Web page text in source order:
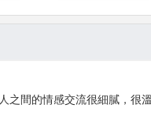
之間的情感交流很細膩，很